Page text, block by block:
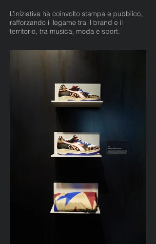
L’iniziativa ha coinvolto stampa e pubblico,
rafforzando il legame tra il brand e il
territorio, tra musica, moda e sport.